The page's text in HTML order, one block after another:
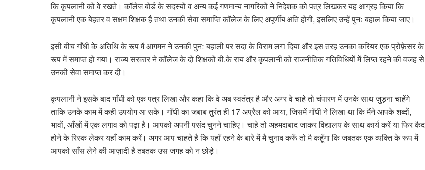
कि कृपलानी को वे रखते। कॉलेज बोर्ड के सदस्यों व अन्य कई गणमान्य नागरिकों ने निदेशक को पत्र लिखकर यह आग्रह किया कि
कृपलानी एक बेहतर व सक्षम शिक्षक है तथा उनकी सेवा समाप्ति कॉलेज के लिए अपूर्णीय क्षति होगी, इसलिए उन्हें पुनः बहाल किया जाए।
इसी बीच गाँधी के अतिथि के रूप में आगमन ने उनकी पुनः बहाली पर सदा के विराम लगा दिया और इस तरह उनका करियर एक प्रोफ़ेसर के
रूप में समाप्त हो गया। राज्य सरकार ने कॉलेज के दो शिक्षकों बी.के राय और कृपलानी को राजनीतिक गतिविधियों में लिप्त रहने की वजह से
उनकी सेवा समाप्त कर दी।
कृपलानी ने इसके बाद गाँधी को एक पत्र लिखा और कहा कि वे अब स्वतंत्र है और अगर वे चाहे तो चंपारण में उनके साथ जुड़ना चाहेंगे
ताकि उनके काम में कही उपयोग आ सके। गाँधी का जबाब तुरंत ही 17 अप्रैल को आया, जिसमें गाँधी ने लिखा था कि मैंने आपके शब्दों,
भावों, आँखों में एक लगाव को पढ़ा है। आपको अपनी पसंद चुनने चाहिए। चाहे तो अहमदाबाद जाकर विद्यालय के साथ कार्य करें या फिर कैद
होने के रिस्क लेकर यहाँ काम करें। अगर आप चाहते है कि यहाँ रहने के बारे में मै चुनाव करूँ तो मै कहूँगा कि जबतक एक व्यक्ति के रूप में
आपको साँस लेने की आज़ादी है तबतक उस जगह को न छोड़े।